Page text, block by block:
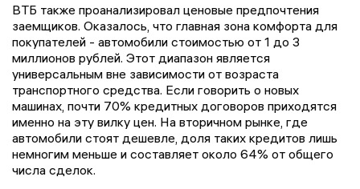
ВТБ также проанализировал ценовые предпочтения
заемщиков. Оказалось, что главная зона комфорта для
покупателей - автомобили стоимостью от 1 до 3
миллионов рублей. Этот диапазон является
универсальным вне зависимости от возраста
транспортного средства. Если говорить о новых
машинах, почти 70% кредитных договоров приходятся
именно на эту вилку цен. На вторичном рынке, где
автомобили стоят дешевле, доля таких кредитов лишь
немногим меньше и составляет около 64% от общего
числа сделок.